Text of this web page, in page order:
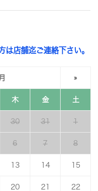
店舗迄ご連絡下さい。
»
木 金 土
30 31 1
6 7 8
13 14 15
20 21 22